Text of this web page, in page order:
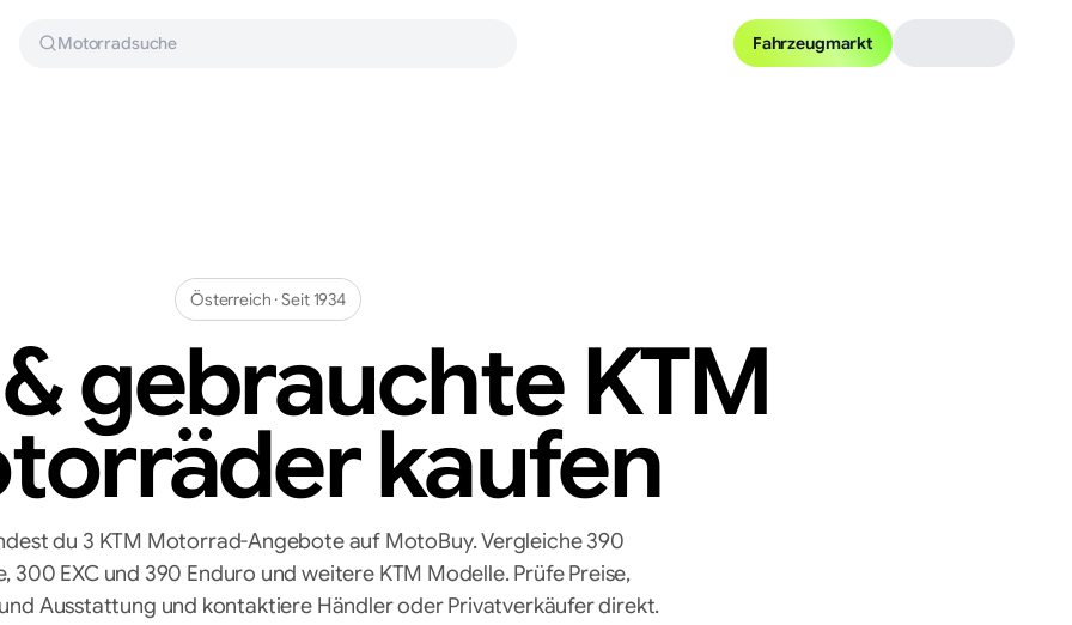
Motorradsuche Fahrzeugmarkt
Österreich· Seit1934
gebrauchteKTM
kaufen
du 3 KTM Motorrad-Angebote auf MotoBuy. Vergleiche 390
300 EXC und 390 Enduro und weitere KTM Modelle. Prüfe Preise,
Ausstattung und kontaktiere Händler oder Privatverkäufer direkt.